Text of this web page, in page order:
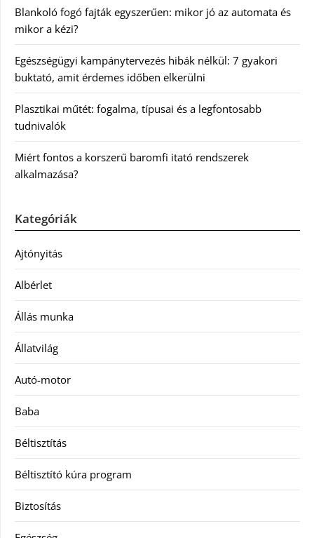
Blankoló fogó fajták egyszerűen: mikor jó az automata és
mikor a kézi?
Egészségügyi kampánytervezés hibák nélkül: 7 gyakori
buktató, amit érdemes időben elkerülni
Plasztikai műtét: fogalma, típusai és a legfontosabb
tudnivalók
Miért fontos a korszerű baromfi itató rendszerek
alkalmazása?
Kategóriák
Ajtónyitás
Albérlet
Állás munka
Állatvilág
Autó-motor
Baba
Béltisztítás
Béltisztító kúra program
Biztosítás